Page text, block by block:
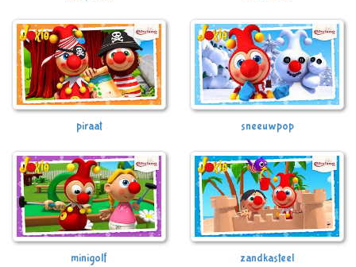
piraat sneeuwpop
minigolf zandkasteel